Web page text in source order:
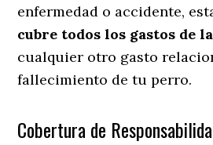
enfermedad o accidente,
cubre todos los gastos de
cualquier otro gasto
fallecimiento de tu perro.
Cobertura de